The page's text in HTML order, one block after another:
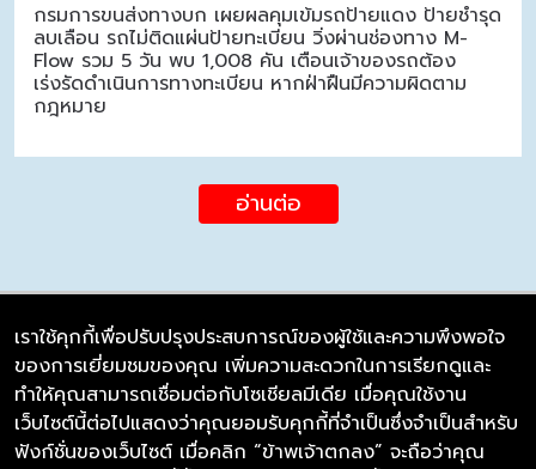
กรมการขนส่งทางบก เผยผลคุมเข้มรถป้ายแดง ป้ายชำรุด
ลบเลือน รถไม่ติดแผ่นป้ายทะเบียน วิ่งผ่านช่องทาง M-
Flow รวม 5 วัน พบ 1,008 คัน เตือนเจ้าของรถต้อง
เร่งรัดดำเนินการทางทะเบียน หากฝ่าฝืนมีความผิดตาม
กฎหมาย
อ่านต่อ
บริษัท ซิมลิงค์ จำกัด
98/226 Bangrakyai-Baanmai Road,
Bangyai, Nonthaburi 11140
เราใช้คุกกี้เพื่อปรับปรุงประสบการณ์ของผู้ใช้และความพึงพอใจ
ของการเยี่ยมชมของคุณ เพิ่มความสะดวกในการเรียกดูและ
ทำให้คุณสามารถเชื่อมต่อกับโซเชียลมีเดีย เมื่อคุณใช้งาน
เว็บไซต์นี้ต่อไปแสดงว่าคุณยอมรับคุกกี้ที่จำเป็นซึ่งจำเป็นสำหรับ
ฟังก์ชั่นของเว็บไซต์ เมื่อคลิก “ข้าพเจ้าตกลง” จะถือว่าคุณ